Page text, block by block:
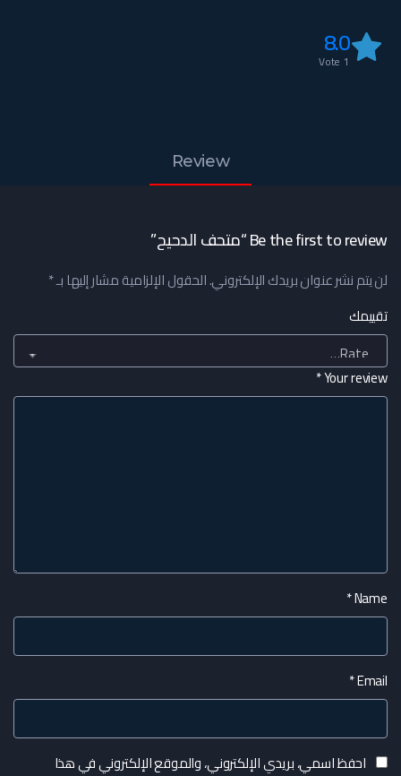
8.0
1
Review
Be the first to review “متحف الدحيح”
لن يتم نشر عنوان بريدك الإلكتروني.الحقول الإلزامية مشار إليها بـ*
تقييمك
Your review
*
Name
*
Email
*
احفظ اسمي، بريدي الإلكتروني، والموقع الإلكتروني في هذا